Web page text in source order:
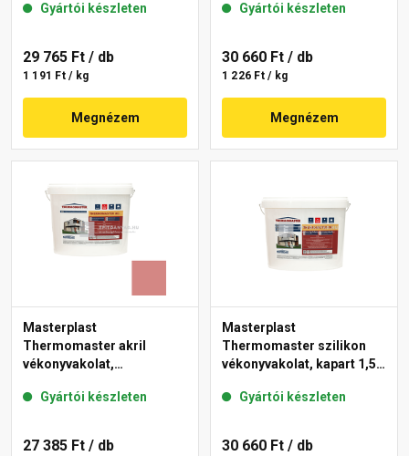
Gyártói készleten
29 765 Ft / db
1 191 Ft / kg
Megnézem
Gyártói készleten
30 660 Ft / db
1 226 Ft / kg
Megnézem
Masterplast
Thermomaster akril
vékonyvakolat,
21-D 25 kg
Gyártói készleten
27 385 Ft / db
Masterplast
Thermomaster szilikon
vékonyvakolat, kapart 1,5
Gyártói készleten
30 660 Ft / db